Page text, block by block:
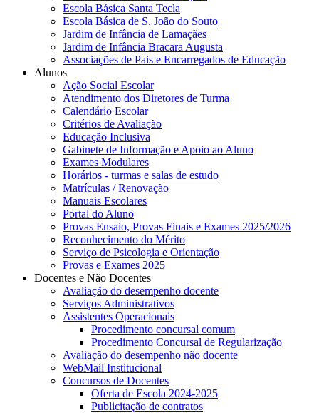
Escola Básica Santa Tecla
Escola Básica de S. João do Souto
Jardim de Infância de Lamaçães
Jardim de Infância Bracara Augusta
Associações de Pais e Encarregados de Educação
Alunos
Ação Social Escolar
Atendimento dos Diretores de Turma
Calendário Escolar
Critérios de Avaliação
Educação Inclusiva
Gabinete de Informação e Apoio ao Aluno
Exames Modulares
Horários - turmas e salas de estudo
Matrículas / Renovação
Manuais Escolares
Portal do Aluno
Provas Ensaio, Provas Finais e Exames 2025/2026
Reconhecimento do Mérito
Serviço de Psicologia e Orientação
Provas e Exames 2025
Docentes e Não Docentes
Avaliação do desempenho docente
Serviços Administrativos
Assistentes Operacionais
Procedimento concursal comum
Procedimento Concursal de Regularização
Avaliação do desempenho não docente
WebMail Institucional
Concursos de Docentes
Oferta de Escola 2024-2025
Publicitação de contratos